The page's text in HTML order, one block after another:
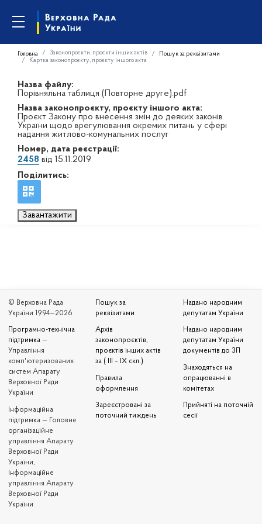
Головна Законопроєкти, проєкти інших актів
Пошук за реквізитами
Картка законопроєкту, проєкту іншого акта
Назва файлу:
Порівняльна таблиця (Повторне друге).pdf
Назва законопроєкту, проєкту іншого акта:
Проєкт Закону про внесення змін до деяких законів
України щодо врегулювання окремих питань у сфері
надання житлово-комунальних послуг
Номер, дата реєстрації:
2458 від 15.11.2019
Поділитись:
Завантажити
© Верховна Рада
України 1994—2026
Програмно-технічна
підтримка —
Управління
комп'ютеризованих
систем Апарату
Верховної Ради
України
Iнформаційна
підтримка — Головне
організаційне
управління Апарату
Верховної Ради
України,
Інформаційне
управління Апарату
Верховної Ради
України
Пошук за
реквізитами
Архів
законопроєктів,
проєктів інших актів
за ( III – IX скл.)
Правила
оформлення
Зареєстровані за
поточний тиждень
Надано народним
депутатам України
Надано народним
депутатам України
документів до ЗП
Знаходяться на
опрацюванні в
комітетах
Прийняті на поточній
сесії